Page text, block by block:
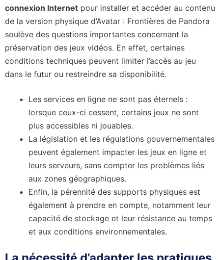
connexion Internet pour installer et accéder au contenu
de la version physique d’Avatar : Frontières de Pandora
soulève des questions importantes concernant la
préservation des jeux vidéos. En effet, certaines
conditions techniques peuvent limiter l’accès au jeu
dans le futur ou restreindre sa disponibilité.
Les services en ligne ne sont pas éternels :
lorsque ceux-ci cessent, certains jeux ne sont
plus accessibles ni jouables.
La législation et les régulations gouvernementales
peuvent également impacter les jeux en ligne et
leurs serveurs, sans compter les problèmes liés
aux zones géographiques.
Enfin, la pérennité des supports physiques est
également à prendre en compte, notamment leur
capacité de stockage et leur résistance au temps
et aux conditions environnementales.